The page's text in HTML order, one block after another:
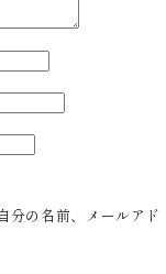
分の名前、メールアド